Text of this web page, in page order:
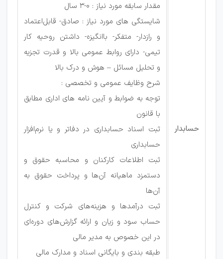
حسابدار
مقدار سابقه مورد نیاز : 0-3 سال
شایستگی های مورد نیاز : صادق- قابل‌اعتماد
و رازدار- متفکر- باانگیزه- داشتن روحیه کار
تیمی- دارای روابط عمومی بالا و قدرت تجزیه
و تحلیل مسائل – هوش و درک بالا
شرح وظایف عمومی و تخصصی :
توجه به ضوابط و آیین نامه های اداری مطابق
با قانون
ثبت اسناد حسابداری در دفاتر و یا نرم‌افزار
حسابداری
ثبت اطلاعات کارکنان و محاسبه حقوق و
دستمزد ماهیانه آن‌ها و پرداخت حقوق به
آن‌ها
ثبت درآمدها و هزینه‌های شرکت و کنترل
حساب سود و زیان و ارائه گزارش‌های دوره‌ای
در این خصوص به مدیر مالی
طبقه بندی و بایگانی اسناد و مدارک مالی